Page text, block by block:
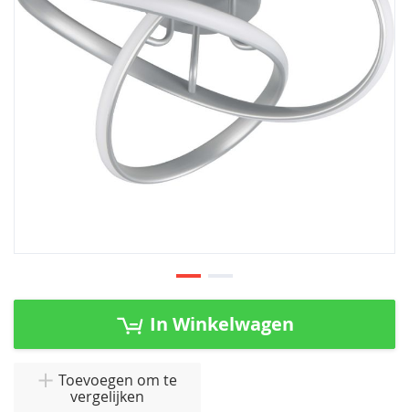
gallerij
Ga
In Winkelwagen
Toevoegen om te
vergelijken